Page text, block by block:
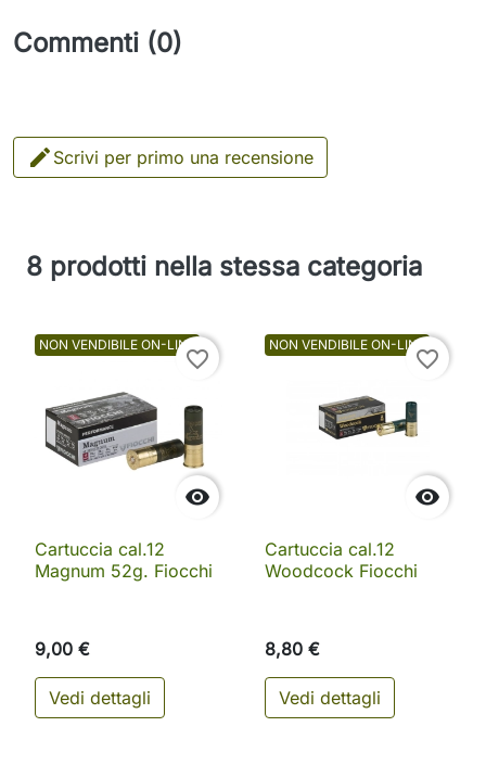
Commenti (0)
 Scrivi per primo una recensione
8 prodotti nella stessa categoria
NON VENDIBILE ON-LINE

favorite_border
Cartuccia cal.12
Magnum 52g. Fiocchi
9,00 €
Vedi dettagli
NON VENDIBILE ON-LINE

favorite_border
Cartuccia cal.12
Woodcock Fiocchi
8,80 €
Vedi dettagli